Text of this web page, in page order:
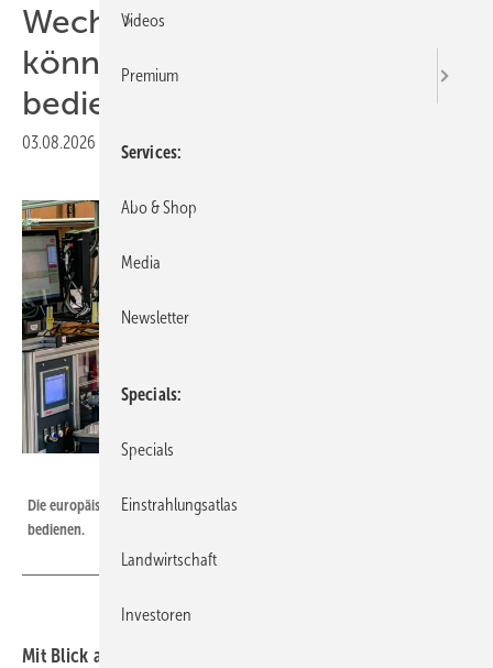
Wechselrichterhersteller
können europäischen Markt
bedienen
03.08.2026 Druckvorschau
Die europäischen Produktionskapazitäten reichen aus, um den Markt zu
bedienen.
Mit Blick auf den Ausschluss chinesischer
Videos
Premium
Services
Abo & Shop
Media
Newsletter
Specials
Specials
Einstrahlungsatlas
Landwirtschaft
Investoren